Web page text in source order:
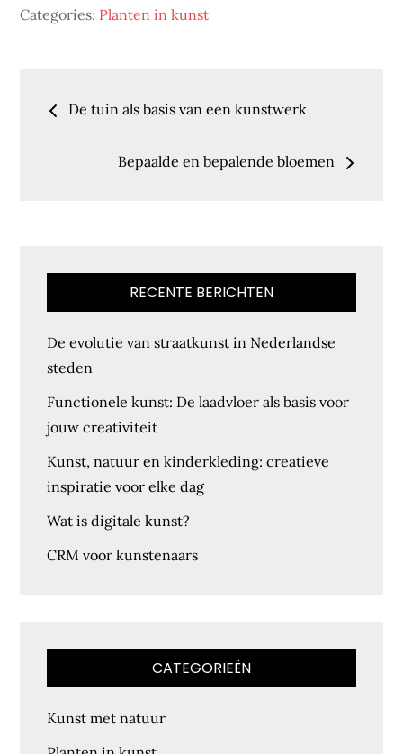
on
Categories: Planten in kunst
Bericht
navigatie
De tuin als basis van een kunstwerk
Bepaalde en bepalende bloemen
RECENTE BERICHTEN
De evolutie van straatkunst in Nederlandse
steden
Functionele kunst: De laadvloer als basis voor
jouw creativiteit
Kunst, natuur en kinderkleding: creatieve
inspiratie voor elke dag
Wat is digitale kunst?
CRM voor kunstenaars
CATEGORIEËN
Kunst met natuur